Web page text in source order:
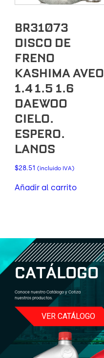
BR31073
DISCO DE
FRENO
KASHIMA AVEO
1.4 1.5 1.6
DAEWOO
CIELO.
ESPERO.
LANOS
$28.51 (incluido IVA)
Añadir al carrito
CATÁLOGO
Conoce nuestro Catálogo y Cotiza
nuestros productos.
VER CATÁLOGO